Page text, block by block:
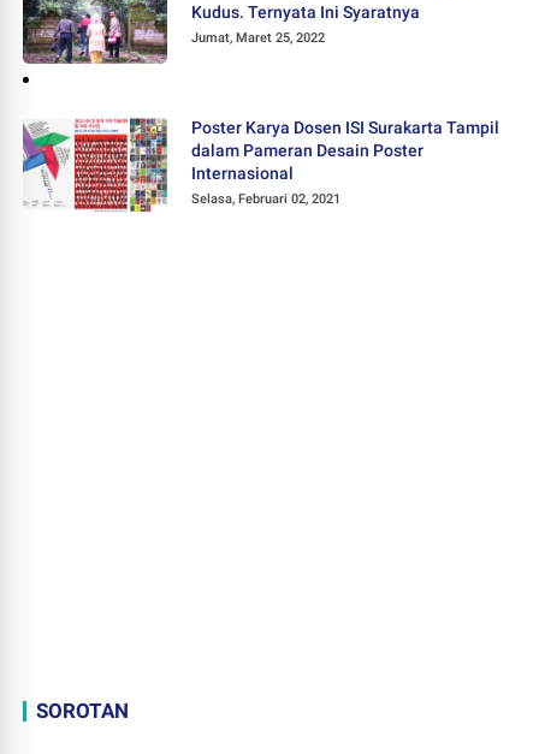
Kudus. Ternyata Ini Syaratnya
Jumat, Maret 25, 2022
Poster Karya Dosen ISI Surakarta Tampil
dalam Pameran Desain Poster
Internasional
Selasa, Februari 02, 2021
SOROTAN